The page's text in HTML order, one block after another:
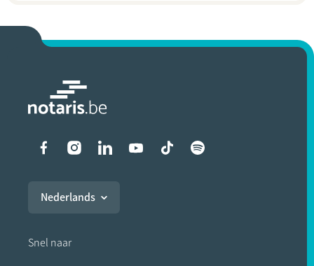
Liens vers les réseaux
Nederlands
Snel naar